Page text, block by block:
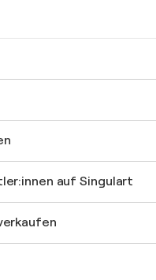
unseres
Originalkunst
auf Singulart
zu verkaufen